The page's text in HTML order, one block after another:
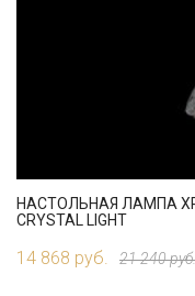
НАСТОЛЬНАЯ ЛАМПА
CRYSTAL LIGHT
14 868 руб. 21 240 руб.